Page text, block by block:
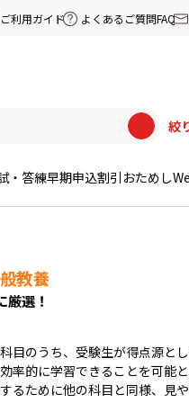
ご利用ガイド よくあるご質問FAQ
絞
・答練早期申込割引 おためし
教養
選！
目のうち、受験生が得点源と
率的に学習できることを可能
るために他の科目と同様、見